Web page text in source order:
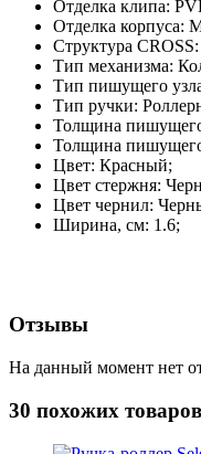
Отделка клипа:
Отделка корпуса:
Структура
Тип механизма:
Тип пишущего
Тип ручки:
Толщина
Толщина
Цвет: Красный;
Цвет стержня:
Цвет чернил:
Ширина, см: 1.6;
Отзывы
На данный момент нет
30 похожих товаров